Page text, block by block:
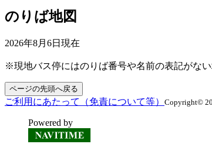
のりば地図
2026年8月6日 現在
※現地バス停にはのりば番号や名前の表記がな
ページの先頭へ戻る
ご利用にあたって（免責について等） Copyright©
Powered by